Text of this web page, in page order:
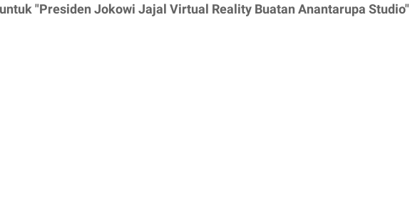
"Presiden Jokowi Jajal Virtual Reality Buatan Anantarupa Studio"